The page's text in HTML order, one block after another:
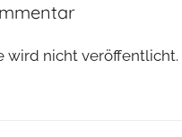
wird nicht veröffentlicht.